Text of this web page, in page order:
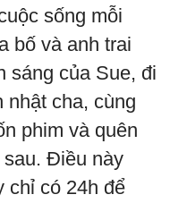
sống mỗi
bố và anh trai
sáng của Sue, đi
nhật cha, cùng
phim và quên
sau. Điều này
chỉ có 24h để